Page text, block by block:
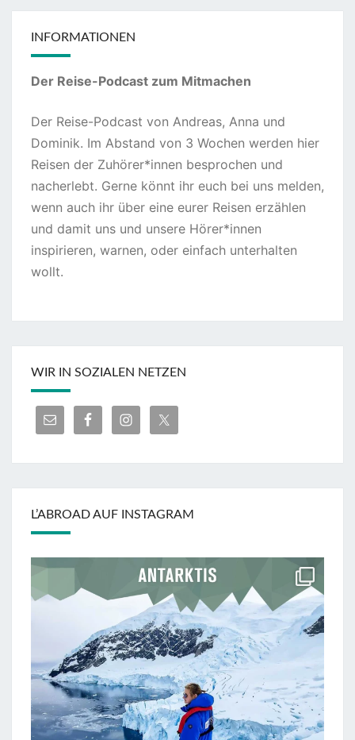
INFORMATIONEN
Der Reise-Podcast zum Mitmachen
Der Reise-Podcast von Andreas, Anna und
Dominik. Im Abstand von 3 Wochen werden hier
Reisen der Zuhörer*innen besprochen und
nacherlebt. Gerne könnt ihr euch bei uns melden,
wenn auch ihr über eine eurer Reisen erzählen
und damit uns und unsere Hörer*innen
inspirieren, warnen, oder einfach unterhalten
wollt.
WIR IN SOZIALEN NETZEN
L’ABROAD AUF INSTAGRAM